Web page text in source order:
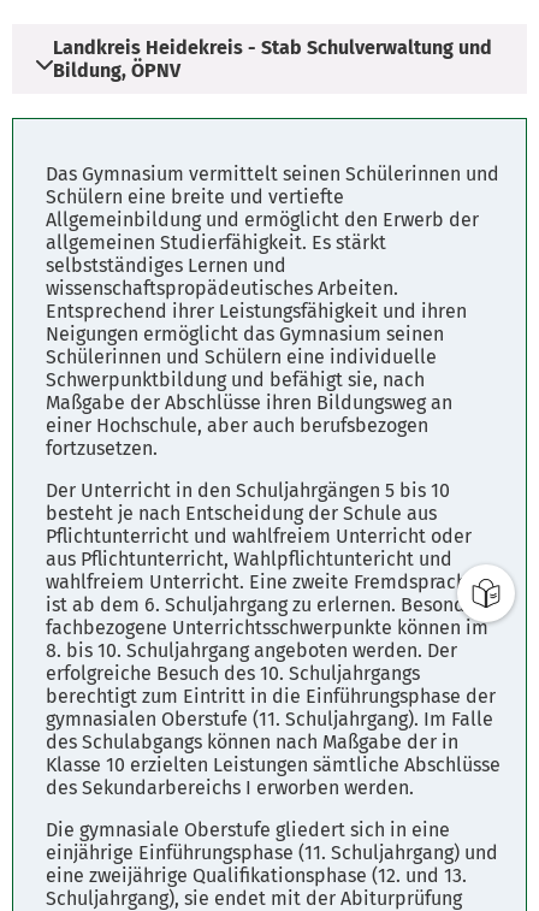
Das Gymnasium vermittelt seinen Schülerinnen und
Schülern eine breite und vertiefte
Allgemeinbildung und ermöglicht den Erwerb der
allgemeinen Studierfähigkeit. Es stärkt
selbstständiges Lernen und
wissenschaftspropädeutisches Arbeiten.
Entsprechend ihrer Leistungsfähigkeit und ihren
Neigungen ermöglicht das Gymnasium seinen
Schülerinnen und Schülern eine individuelle
Schwerpunktbildung und befähigt sie, nach
Maßgabe der Abschlüsse ihren Bildungsweg an
einer Hochschule, aber auch berufsbezogen
fortzusetzen.
Der Unterricht in den Schuljahrgängen 5 bis 10
besteht je nach Entscheidung der Schule aus
Pflichtunterricht und wahlfreiem Unterricht oder
aus Pflichtunterricht, Wahlpflichtuntericht und
wahlfreiem Unterricht. Eine zweite Fremdsprache
ist ab dem 6. Schuljahrgang zu erlernen. Besondere
fachbezogene Unterrichtsschwerpunkte können im
8. bis 10. Schuljahrgang angeboten werden. Der
erfolgreiche Besuch des 10. Schuljahrgangs
berechtigt zum Eintritt in die Einführungsphase der
gymnasialen Oberstufe (11. Schuljahrgang). Im Falle
des Schulabgangs können nach Maßgabe der in
Klasse 10 erzielten Leistungen sämtliche Abschlüsse
des Sekundarbereichs I erworben werden.
Die gymnasiale Oberstufe gliedert sich in eine
einjährige Einführungsphase (11. Schuljahrgang) und
eine zweijährige Qualifikationsphase (12. und 13.
Schuljahrgang), sie endet mit der Abiturprüfung
Landkreis Heidekreis - Stab Schulverwaltung und
Bildung, ÖPNV
Harburger Straße 2
29614 Soltau
Öffnungszeiten
Montag - Freitag: 8.00 - 12.00 Uhr
Dienstag u. Donnerstag: 14.00 - 16.00 Uhr
Parkplätze
Fahrplanauskunft